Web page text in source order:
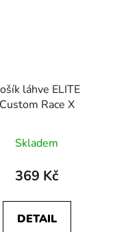
láhve ELITE
Custom Race X
Skladem
369 Kč
DETAIL